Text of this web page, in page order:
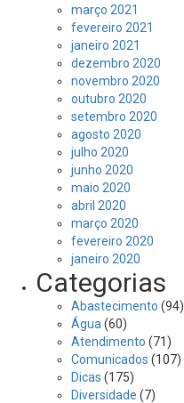
março 2021
fevereiro 2021
janeiro 2021
dezembro 2020
novembro 2020
outubro 2020
setembro 2020
agosto 2020
julho 2020
junho 2020
maio 2020
abril 2020
março 2020
fevereiro 2020
janeiro 2020
Categorias
Abastecimento (94)
Água (60)
Atendimento (71)
Comunicados (107)
Dicas (175)
Diversidade (7)